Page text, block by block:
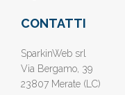
CONTATTI
SparkinWeb srl
Via Bergamo, 39
23807 Merate (LC)